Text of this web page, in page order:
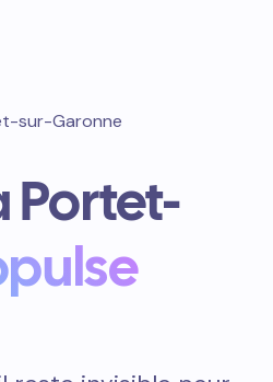
sur-Garonne
Portet-